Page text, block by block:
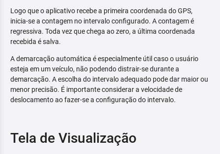
Logo que o aplicativo recebe a primeira coordenada do GPS,
inicia-se a contagem no intervalo configurado. A contagem é
regressiva. Toda vez que chega ao zero, a última coordenada
recebida é salva.
A demarcação automática é especialmente útil caso o usuário
esteja em um veículo, não podendo distrair-se durante a
demarcação. A escolha do intervalo adequado pode dar maior ou
menor precisão. É importante considerar a velocidade de
deslocamento ao fazer-se a configuração do intervalo.
Tela de Visualização